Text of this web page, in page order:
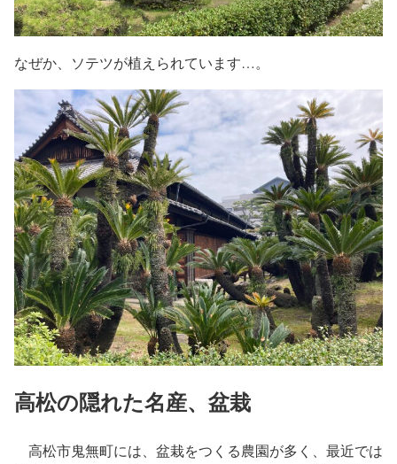
なぜか、ソテツが植えられています…。
高松の隠れた名産、盆栽
高松市鬼無町には、盆栽をつくる農園が多く、最近では